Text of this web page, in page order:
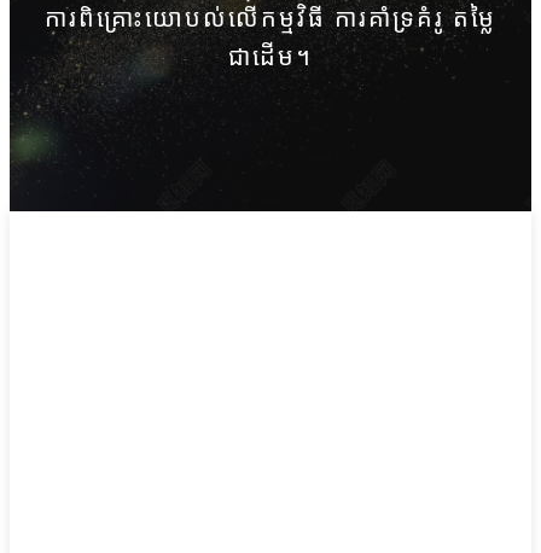
ការពិគ្រោះយោបល់លើកម្មវិធី ការគាំទ្រគំរូ តម្លៃ
ជាដើម។